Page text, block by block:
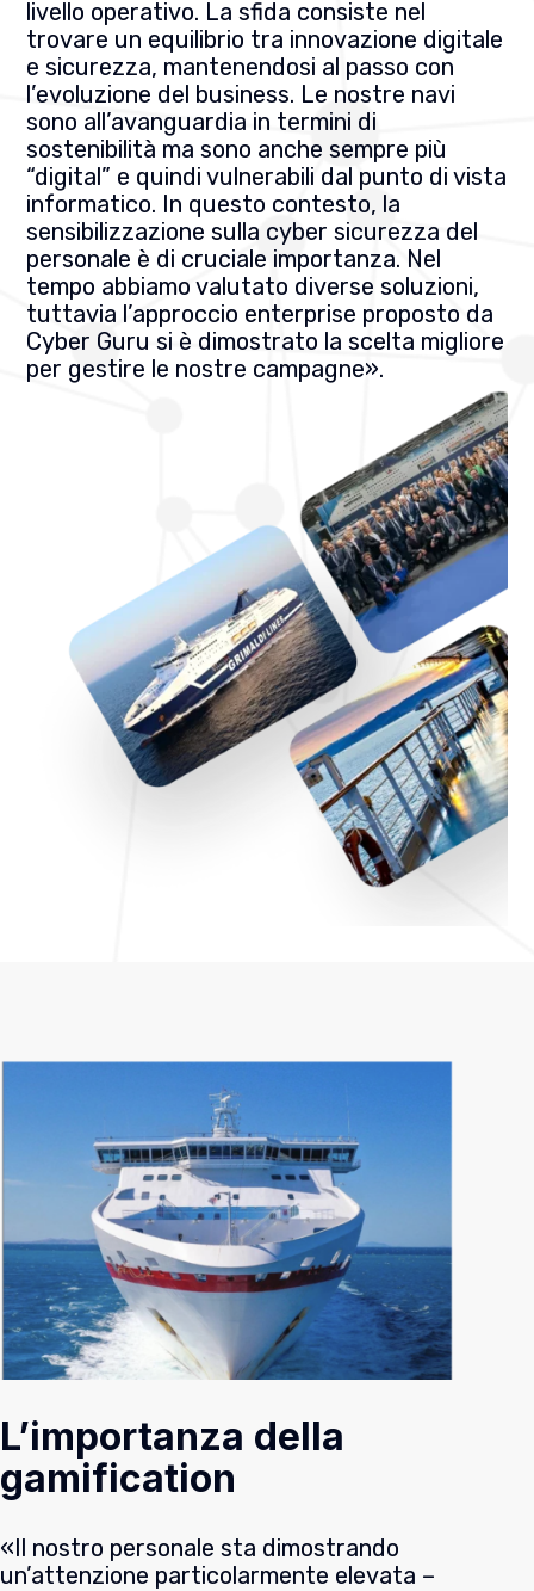
livello operativo. La sfida consiste nel
trovare un equilibrio tra innovazione digitale
e sicurezza, mantenendosi al passo con
l’evoluzione del business. Le nostre navi
sono all’avanguardia in termini di
sostenibilità ma sono anche sempre più
“digital” e quindi vulnerabili dal punto di vista
informatico. In questo contesto, la
sensibilizzazione sulla cyber sicurezza del
personale è di cruciale importanza. Nel
tempo abbiamo valutato diverse soluzioni,
tuttavia l’approccio enterprise proposto da
Cyber Guru si è dimostrato la scelta migliore
per gestire le nostre campagne».
L’importanza della
gamification
«Il nostro personale sta dimostrando
un’attenzione particolarmente elevata –